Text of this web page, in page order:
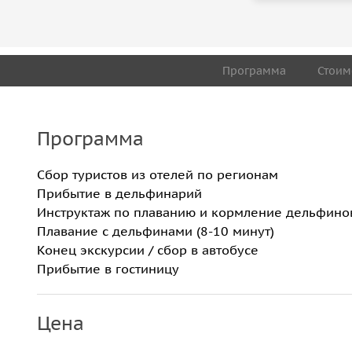
Программа
Программа
Сбор туристов из отелей по регионам
Прибытие в дельфинарий
Инструктаж по плаванию и кормление
Плавание с дельфинами (8-10 минут)
Конец экскурсии / сбор в автобусе
Прибытие в гостиницу
Цена